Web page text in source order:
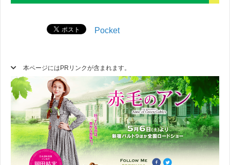
Pocket
本ページにはPRリンクが含まれます。